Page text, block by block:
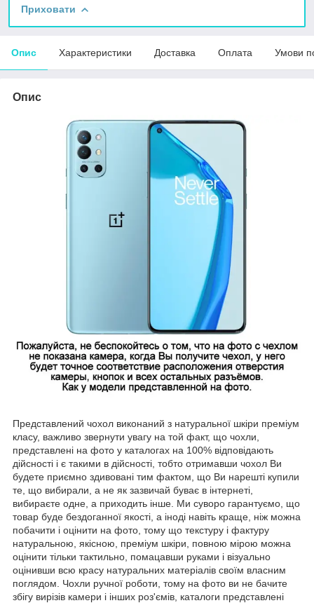
Приховати
Опис Характеристики Доставка Оплата Умови
Опис
Представлений чохол виконаний з натуральної шкіри преміум
класу, важливо звернути увагу на той факт, що чохли,
представлені на фото у каталогах на 100% відповідають
дійсності і є такими в дійсності, тобто отримавши чохол Ви
будете приємно здивовані тим фактом, що Ви нарешті купили
те, що вибирали, а не як зазвичай буває в інтернеті,
вибираєте одне, а приходить інше. Ми суворо гарантуємо, що
товар буде бездоганної якості, а іноді навіть краще, ніж можна
побачити і оцінити на фото, тому що текстуру і фактуру
натуральною, якісною, преміум шкіри, повною мірою можна
оцінити тільки тактильно, помацавши руками і візуально
оцінивши всю красу натуральних матеріалів своїм власним
поглядом. Чохли ручної роботи, тому на фото ви не бачите
збігу вирізів камери і інших роз'ємів, каталоги представлені